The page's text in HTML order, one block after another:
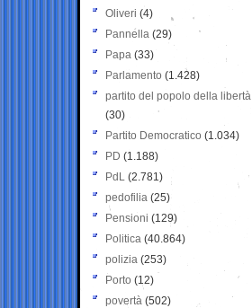
Oliveri (4)
Pannella (29)
Papa (33)
Parlamento (1.428)
partito del popolo della libertà
(30)
Partito Democratico (1.034)
PD (1.188)
PdL (2.781)
pedofilia (25)
Pensioni (129)
Politica (40.864)
polizia (253)
Porto (12)
povertà (502)